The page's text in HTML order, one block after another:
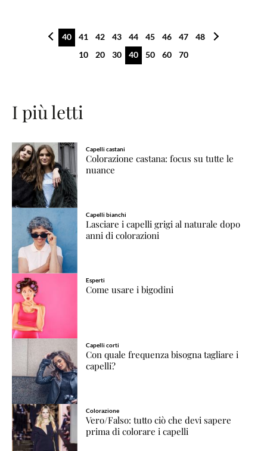
40 41 42 43 44 45 46 47
48
10
20 30 40 50 60 70
I più letti
Capelli castani
Colorazione castana: focus su tutte le
nuance
Capelli bianchi
Lasciare i capelli grigi al naturale dopo
anni di colorazioni
Esperti
Come usare i bigodini
Capelli corti
Con quale frequenza bisogna tagliare i
capelli?
Colorazione
Vero/Falso: tutto ciò che devi sapere
prima di colorare i capelli